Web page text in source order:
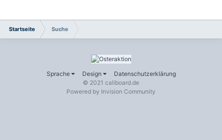
Startseite Suche
Sprache Design
Datenschutzerklärung
© 2021 caliboard.de
Powered by Invision Community